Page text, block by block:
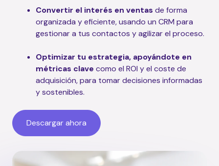
Convertir el interés en ventas de forma
organizada y eficiente, usando un CRM para
gestionar a tus contactos y agilizar el proceso.
Optimizar tu estrategia, apoyándote en
métricas clave como el ROI y el coste de
adquisición, para tomar decisiones informadas
y sostenibles.
Descargar ahora